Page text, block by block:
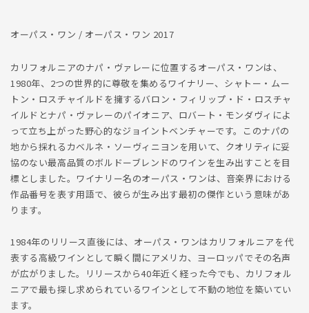
オーパス・ワン / オーパス・ワン 2017
カリフォルニアのナパ・ヴァレーに位置するオーパス・ワンは、
1980年、2つの世界的に尊敬を集めるワイナリー、シャトー・ムー
トン・ロスチャイルドを擁するバロン・フィリップ・ド・ロスチャ
イルドとナパ・ヴァレーのパイオニア、ロバート・モンダヴィによ
って立ち上がった野心的なジョイントベンチャーです。このナパの
地から採れるカベルネ・ソーヴィニヨンを用いて、クオリティに妥
協のない最高品質のボルドーブレンドのワインを生み出すことを目
標としました。ワイナリー名のオーパス・ワンは、音楽界における
作品番号を表す用語で、彼らが生み出す最初の傑作という意味があ
ります。
1984年のリリース直後には、オーパス・ワンはカリフォルニアを代
表する高級ワインとして瞬く間にアメリカ、ヨーロッパでその名声
が広がりました。リリースから40年近く経った今でも、カリフォル
ニアで最も探し求められているワインとして不動の地位を築いてい
ます。